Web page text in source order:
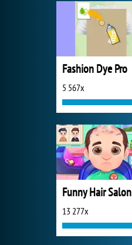
Fashion Dye Pro
5 567x
Funny Hair Salon
13 277x